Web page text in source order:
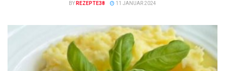
BY REZEPTE38 11 JANUAR 2024